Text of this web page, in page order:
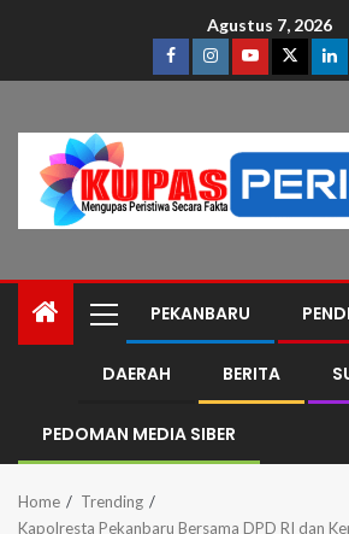
Agustus 7, 2026
PEKANBARU
DAERAH BERITA
PEDOMAN MEDIA SIBER
Home
Trending
Kapolresta Pekanbaru Bersama DPD RI dan